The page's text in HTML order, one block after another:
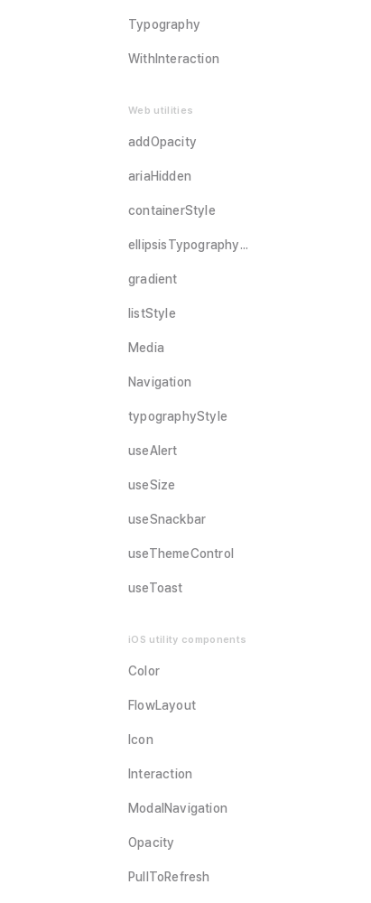
Typography
WithInteraction
Web utilities
addOpacity
ariaHidden
containerStyle
ellipsisTypographyStyle
gradient
listStyle
Media
Navigation
typographyStyle
useAlert
useSize
useSnackbar
useThemeControl
useToast
iOS utility components
Color
FlowLayout
Icon
Interaction
ModalNavigation
Opacity
PullToRefresh